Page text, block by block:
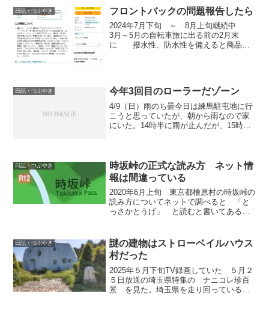
物のリアルタイムデータは別途月払い自
動...
日記・つぶやき フロントバックの問題報告したら
2024年7月下旬 ～ 8月上旬継続中
3月～5月の自転車旅に出る前の2月末
に 撥水性、防水性を備えると商品説
日記・つぶやき 今年3回目のローラーだゾーン
4/9（日）雨のち曇今日は練馬駐屯地に行
こうと思っていたが、朝から雨なので家
にいた。14時半に雨が止んだが、15時に
たので3ケ...
日記・つぶやき
時坂峠の正式な読み方 ネット情
報は間違っている
2020年6月上旬 東京都檜原村の時坂峠の
読み方についてネットで調べると 「と
っさかとうげ」 と読むと書いてある方
むことが正しい根拠を２つ得ている。
１． 払沢の滝の入口...
日記・つぶやき
謎の建物はストローベイルハウス
村だった
2025年５月下旬TV録画していた ５月２
５日放送の埼玉県特集の ナニコレ珍百
景 を見た。埼玉県を走り回っているチ